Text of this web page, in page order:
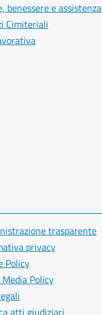
benessere e assistenza
Cimiteriali
trasparente
privacy
Policy
Policy